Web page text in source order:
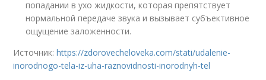
попадании в ухо жидкости, которая препятствует
нормальной передаче звука и вызывает субъективное
ощущение заложенности.
Источник:https://zdorovecheloveka.com/stati/udalenie-
inorodnogo-tela-iz-uha-raznovidnosti-inorodnyh-tel